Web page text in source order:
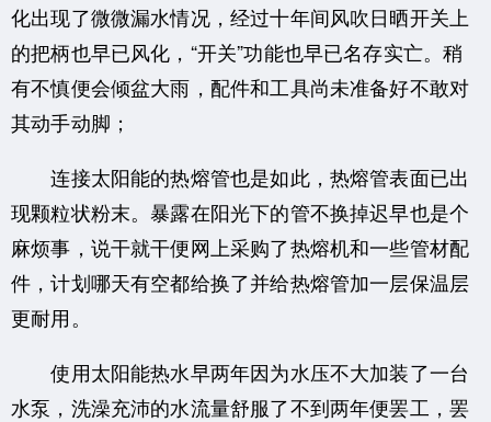
化出现了微微漏水情况，经过十年间风吹日晒开关上
的把柄也早已风化，“开关”功能也早已名存实亡。稍
有不慎便会倾盆大雨，配件和工具尚未准备好不敢对
其动手动脚；
连接太阳能的热熔管也是如此，热熔管表面已出
现颗粒状粉末。暴露在阳光下的管不换掉迟早也是个
麻烦事，说干就干便网上采购了热熔机和一些管材配
件，计划哪天有空都给换了并给热熔管加一层保温层
更耐用。
使用太阳能热水早两年因为水压不大加装了一台
水泵，洗澡充沛的水流量舒服了不到两年便罢工，罢